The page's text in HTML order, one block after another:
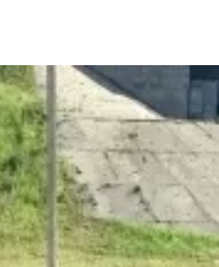
Общая информация
Как добраться
Люди, прославившие Алтай
Карты и буклеты